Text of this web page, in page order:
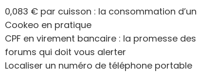
0,083 € par cuisson : la consommation d’un
Cookeo en pratique
CPF en virement bancaire : la promesse des
forums qui doit vous alerter
Localiser un numéro de téléphone portable